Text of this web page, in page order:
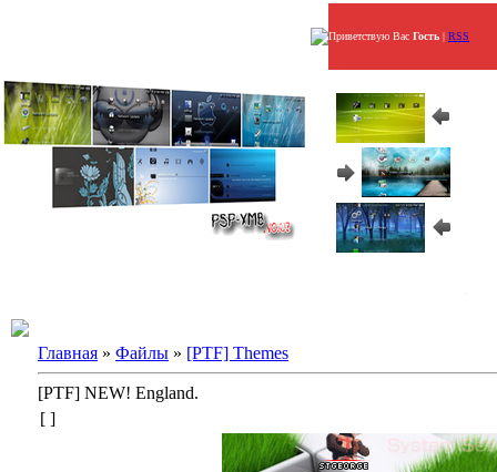
Приветствую Вас Гость | RSS
Главная » Файлы » [PTF] Themes
[PTF] NEW! England.
[ ]